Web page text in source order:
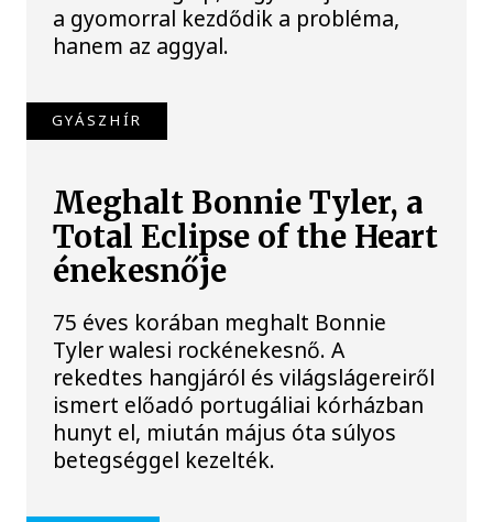
a gyomorral kezdődik a probléma,
hanem az aggyal.
GYÁSZHÍR
Meghalt Bonnie Tyler, a
Total Eclipse of the Heart
énekesnője
75 éves korában meghalt Bonnie
Tyler walesi rockénekesnő. A
rekedtes hangjáról és világslágereiről
ismert előadó portugáliai kórházban
hunyt el, miután május óta súlyos
betegséggel kezelték.